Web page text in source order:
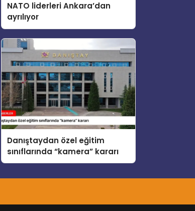
NATO liderleri Ankara’dan
ayrılıyor
Danıştaydan özel eğitim
sınıflarında “kamera” kararı